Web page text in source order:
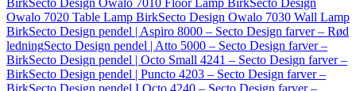
BirkSecto Design Owalo 7010 Floor Lamp BirkSecto Design
Owalo 7020 Table Lamp BirkSecto Design Owalo 7030 Wall Lamp
BirkSecto Design pendel | Aspiro 8000 – Secto Design farver – Rød
ledningSecto Design pendel | Atto 5000 – Secto Design farver –
BirkSecto Design pendel | Octo Small 4241 – Secto Design farver –
BirkSecto Design pendel | Puncto 4203 – Secto Design farver –
BirkSecto Design pendel I Octo 4240 – Secto Design farver –